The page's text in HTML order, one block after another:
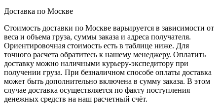
Доставка по Москве
Стоимость доставки по Москве варьируется в зависимости от
веса и объема груза, суммы заказа и адреса получателя.
Ориентировочная стоимость есть в таблице ниже. Для
точного расчета обратитесь к нашему менеджеру. Оплатить
доставку можно наличными курьеру-экспедитору при
получении груза. При безналичном способе оплаты доставка
может быть дополнительно включена в сумму заказа. В этом
случае доставка осуществляется по факту поступления
денежных средств на наш расчетный счёт.